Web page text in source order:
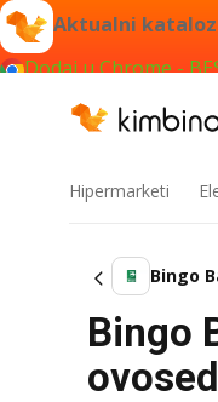
Aktualni
Dodaj u Chrome -
Hipermarketi
Bingo
Bingo